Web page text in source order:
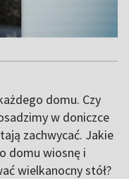
domu. Czy
w doniczce
zachwycać. Jakie
domu wiosnę i
wielkanocny stół?